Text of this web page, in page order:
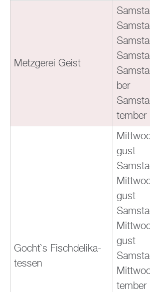
Metz­ge­rei Geist
ber
tem­ber
Gocht`s Fisch­de­li­ka­
tes­sen
gust
gust
gust
tem­ber